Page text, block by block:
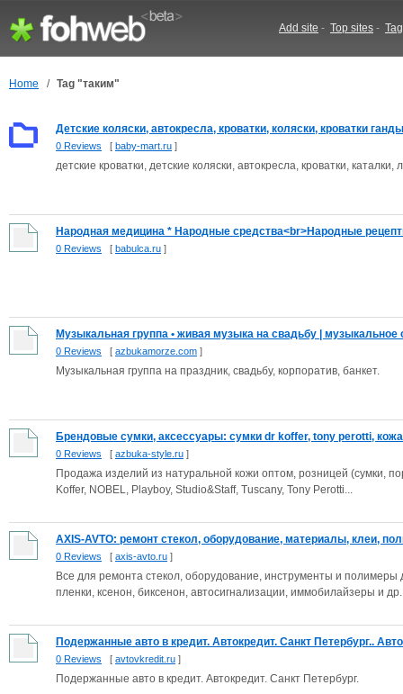
Add site - Top sites -
Home / Tag "таким"
Детские коляски, автокресла, кроватки, коляски, кроватки
0 Reviews [ baby-mart.ru ]
детские кроватки, детские коляски, автокресла, кроватки, каталки,
Народная медицина * Народные средства<br>Народные
0 Reviews [ babulca.ru ]
Музыкальная группа • живая музыка на свадьбу | музыкальное
0 Reviews [ azbukamorze.com ]
Музыкальная группа на праздник, свадьбу, корпоратив, банкет.
Брендовые сумки, аксессуары: сумки dr koffer, tony perotti,
0 Reviews [ azbuka-style.ru ]
Продажа изделий из натуральной кожи оптом, розницей (сумки,
Koffer, NOBEL, Playboy, Studio&Staff, Tuscany, Tony Perotti...
AXIS-AVTO: ремонт стекол, оборудование, материалы, клеи,
0 Reviews [ axis-avto.ru ]
Все для ремонта стекол, оборудование, инструменты и
пленки, ксенон, биксенон, автосигнализации, иммобилайзеры и
Подержанные авто в кредит. Автокредит. Санкт Петербург..
0 Reviews [ avtovkredit.ru ]
Подержанные авто в кредит. Автокредит. Санкт Петербург.